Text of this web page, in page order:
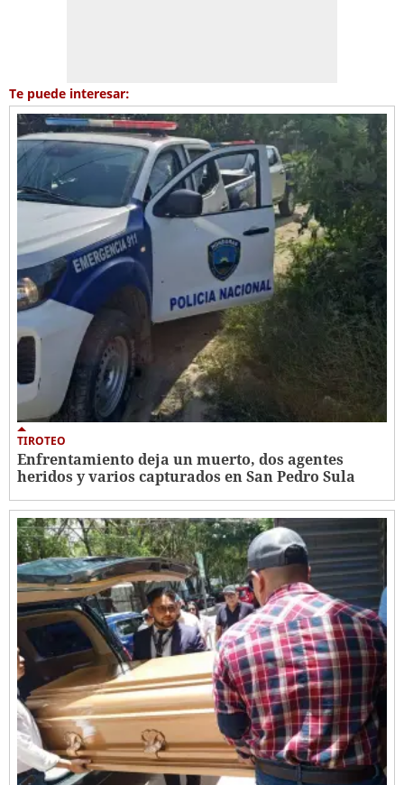
Te puede interesar:
TIROTEO
Enfrentamiento deja un muerto, dos agentes
heridos y varios capturados en San Pedro Sula